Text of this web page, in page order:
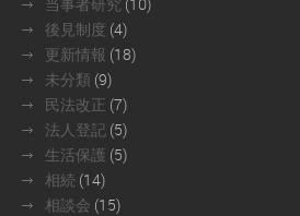
後見制度 (4)
更新情報 (18)
未分類 (9)
民法改正 (7)
法人登記 (5)
生活保護 (5)
相続 (14)
相談会 (15)